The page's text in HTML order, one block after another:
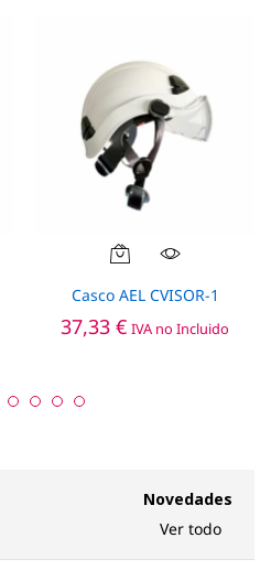
de
producto
Casco AEL CVISOR-1
37,33 € IVA no Incluido
Novedades
Ver todo